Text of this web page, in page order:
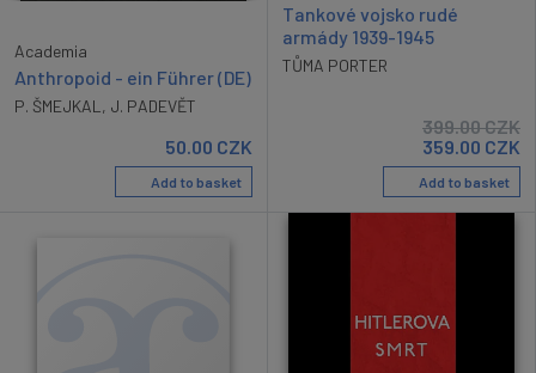
Academia
Anthropoid - ein Führer (DE)
P. ŠMEJKAL, J. PADEVĚT
50.00 CZK
Add to basket
Tankové vojsko rudé
armády 1939-1945
TŮMA PORTER
399.00CZK
359.00 CZK
Add to basket